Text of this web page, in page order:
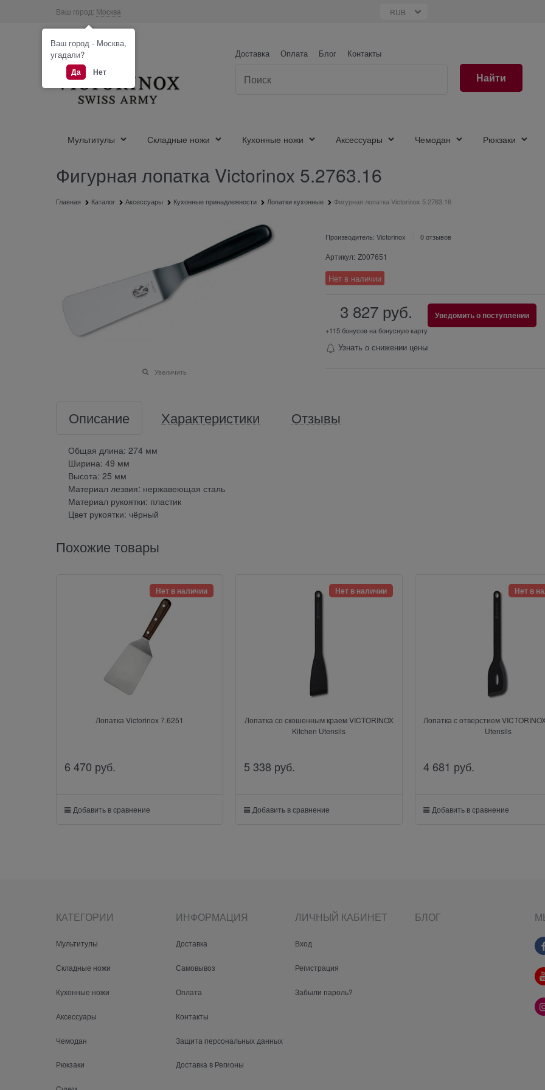
Ваш город: Москва
Доставка Оплата Блог Контакты
Найти
Мультитулы Складные ножи Кухонные ножи Аксессуары Чемодан Рюкзаки
Фигурная лопатка Victorinox 5.2763.16
Главная Каталог Аксессуары Кухонные принадлежности Лопатки кухонные Фигурная лопатка Victorinox 5.2763.16
Увеличить
Производитель: Victorinox 0 отзывов
Артикул: Z007651
Нет в наличии
3 827 руб.
+115 бонусов на бонусную карту
Узнать о снижении цены
Уведомить о поступлении
Описание Характеристики Отзывы
Общая длина: 274 мм
Ширина: 49 мм
Высота: 25 мм
Материал лезвия: нержавеющая сталь
Материал рукоятки: пластик
Цвет рукоятки: чёрный
Похожие товары
Лопатка Victorinox 7.6251
Нет в наличии
6 470 руб.
Добавить в сравнение
Лопатка со скошенным краем VICTORINOX
Kitchen Utensils
Нет в наличии
5 338 руб.
Добавить в сравнение
Лопатка с отверстием
Utensils
Нет в
4 681 руб.
Добавить в сравнение
КАТЕГОРИИ
Мультитулы
Складные ножи
Кухонные ножи
Аксессуары
Чемодан
Рюкзаки
ИНФОРМАЦИЯ
Доставка
Самовывоз
Оплата
Контакты
Защита персональных данных
Доставка в Регионы
ЛИЧНЫЙ КАБИНЕТ
Вход
Регистрация
Забыли пароль?
БЛОГ
Ваш город - Москва,
угадали?
Да Нет